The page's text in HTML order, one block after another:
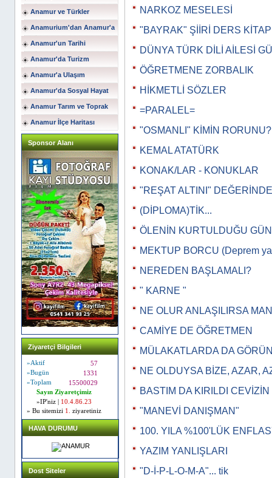
Anamur ve Türkler
Anamurium'dan Anamur'a
Anamur'un Tarihi
Anamur'da Turizm
Anamur'a Ulaşım
Anamur'da Sosyal Hayat
Anamur Tarım ve Toprak
Anamur İlçe Haritası
Sponsor Alanı
Ziyaretçi Bilgileri
»Aktif
57
»Bugün
1331
»Toplam
15500029
Sayın Ziyaretçimiz
»IP'niz |
10.4.86.23
» Bu sitemizi 1. ziyaretiniz
HAVA DURUMU
Dost Siteler
NARKOZ MESELESİ
"BAYRAK" ŞİİRİ DERS
DÜNYA TÜRK DİLİ AİLESİ
ÖĞRETMENE ZORBALIK
HİKMETLİ SÖZLER
=PARALEL=
"OSMANLI" KİMİN RORUNU?
KEMAL ATATÜRK
KONAK/LAR - KONUKLAR
"REŞAT ALTINI"
(DİPLOMA)TİK...
ÖLENİN KURTULDUĞU GÜN
MEKTUP BORCU (Deprem
NEREDEN BAŞLAMALI?
" KARNE "
NE OLUR ANLAŞILIRSA
CAMİYE DE ÖĞRETMEN
MÜLAKATLARDA DA
NE OLDUYSA BİZE, AZAR,
BASTIM DA KIRILDI CEVİZİN
"MANEVİ DANIŞMAN"
100. YILA %100'LÜK
YAZIM YANLIŞLARI
"D-İ-P-L-O-M-A"... tik